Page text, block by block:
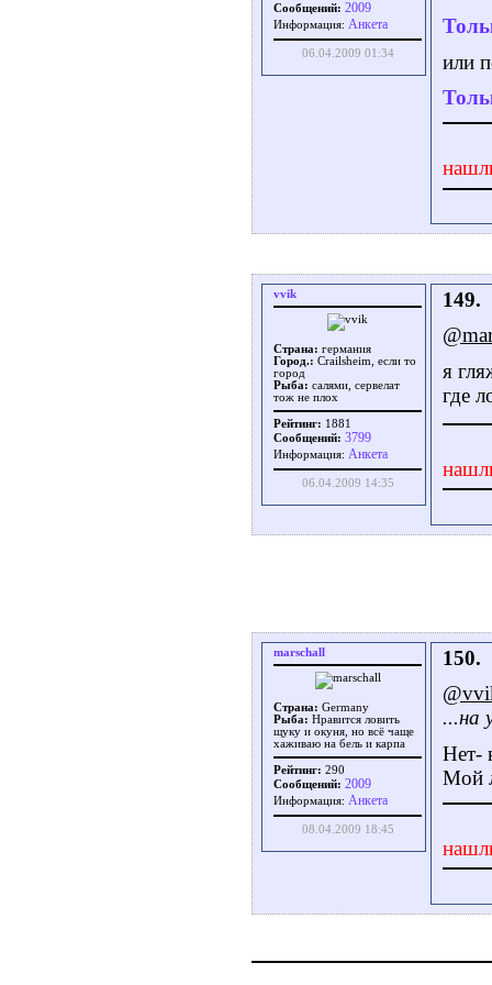
Сообщений: 2009
Информация: Aнкета
06.04.2009 01:34
или
vvik
Страна: германия
Город.: Crailsheim, если то
город
Рыба: салями, сервелат
тож не плох
Рейтинг: 1881
Сообщений: 3799
Информация: Aнкета
06.04.2009 14:35
149.
я
где
marschall
Страна: Germany
Рыба: Нравится ловить
щуку и окуня, но всё чаще
хаживаю на бель и карпа
Рейтинг: 290
Сообщений: 2009
Информация: Aнкета
08.04.2009 18:45
150.
...на
Нет-
Мой